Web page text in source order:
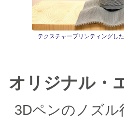
テクスチャープリンティングし
オリジナル・
3Dペンのノズ